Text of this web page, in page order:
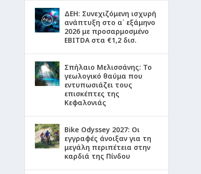
ΔΕΗ: Συνεχιζόμενη ισχυρή
ανάπτυξη στο α΄ εξάμηνο
2026 με προσαρμοσμένο
EBITDA στα €1,2 δισ.
Σπήλαιο Μελισσάνης: Το
γεωλογικό θαύμα που
εντυπωσιάζει τους
επισκέπτες της
Κεφαλονιάς
Bike Odyssey 2027: Οι
εγγραφές άνοιξαν για τη
μεγάλη περιπέτεια στην
καρδιά της Πίνδου